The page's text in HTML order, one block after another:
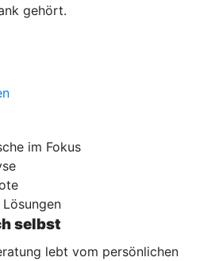
gehört.
im Fokus
selbst
lebt vom persönlichen